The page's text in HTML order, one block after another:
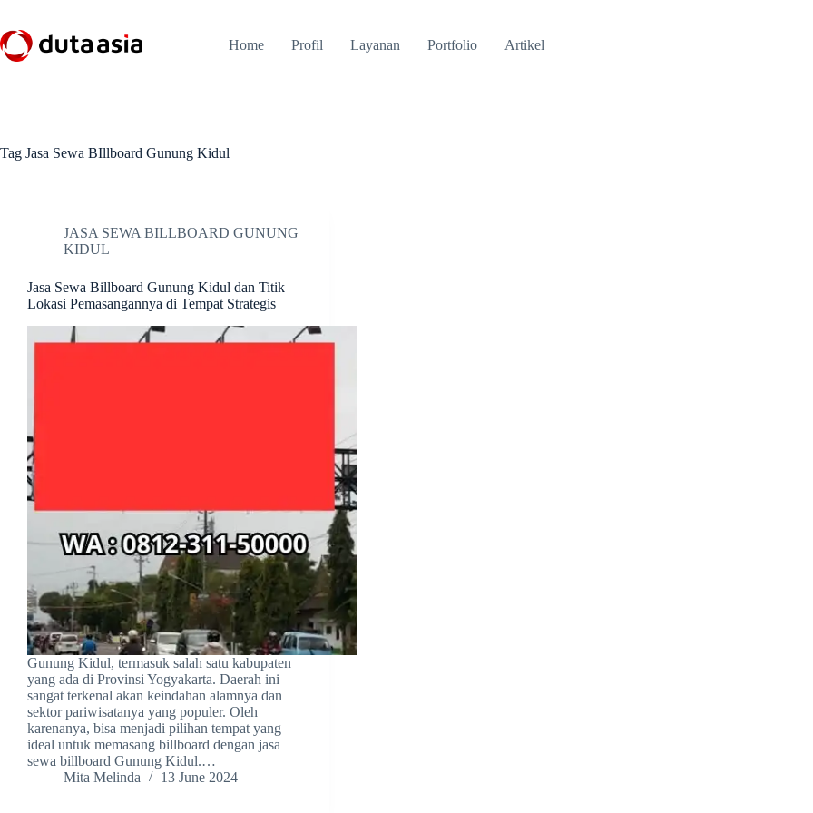
content
Home Profil Layanan Portfolio Artikel
Tag Jasa Sewa BIllboard Gunung Kidul
JASA SEWA BILLBOARD GUNUNG
KIDUL
Jasa Sewa Billboard Gunung Kidul dan Titik
Lokasi Pemasangannya di Tempat Strategis
Gunung Kidul, termasuk salah satu kabupaten
yang ada di Provinsi Yogyakarta. Daerah ini
sangat terkenal akan keindahan alamnya dan
sektor pariwisatanya yang populer. Oleh
karenanya, bisa menjadi pilihan tempat yang
ideal untuk memasang billboard dengan jasa
sewa billboard Gunung Kidul.…
Mita Melinda
13 June 2024